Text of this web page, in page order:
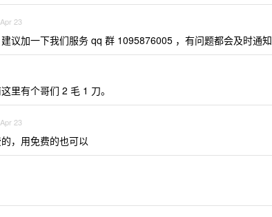
Apr 23
议加一下我们服务 qq 群 1095876005 ，有问题都会及时通知
里有个哥们 2 毛 1 刀。
Apr 23
，用免费的也可以